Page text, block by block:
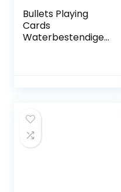
Bullets Playing
Cards
Waterbestendige
kaartdek
skatkaarten in
dubbelverpakking